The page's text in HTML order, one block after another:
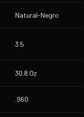
Natural-Negro
3.5
30.8 Oz
.960